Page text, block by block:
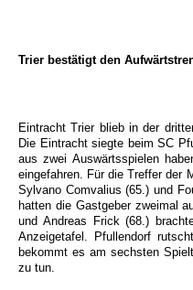
Trier bestätigt den
Eintracht Trier blieb in der
Die Eintracht siegte beim SC
aus zwei Auswärtsspielen
eingefahren. Für die Treffer der
Sylvano Comvalius (65.) und
hatten die Gastgeber zweimal
und Andreas Frick (68.)
Anzeigetafel. Pfullendorf
bekommt es am sechsten
zu tun.